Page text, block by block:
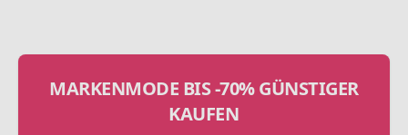
MARKENMODE BIS -70% GÜNSTIGER
KAUFEN